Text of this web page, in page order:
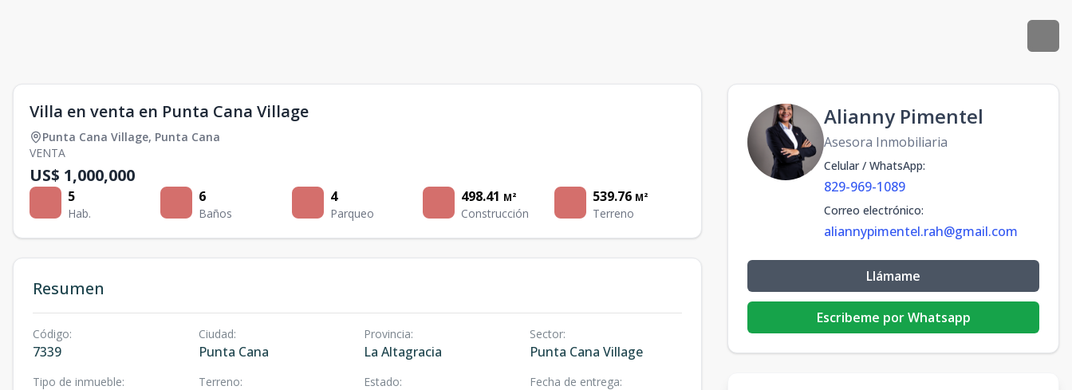
Villa en venta en Punta Cana Village
Punta Cana Village, Punta Cana
VENTA
US$ 1,000,000
5
Hab.
6
Baños
4
Parqueo
498.41 M²
Construcción
539.76 M²
Terreno
Resumen
Código:
7339
Ciudad:
Punta Cana
Provincia:
La Altagracia
Sector:
Punta Cana Village
Tipo de inmueble: Terreno: Estado: Fecha de entrega:
Alianny Pimentel
Asesora Inmobiliaria
Celular / WhatsApp:
829-969-1089
Correo electrónico:
aliannypimentel.rah@gmail.com
Llámame
Escribeme por Whatsapp